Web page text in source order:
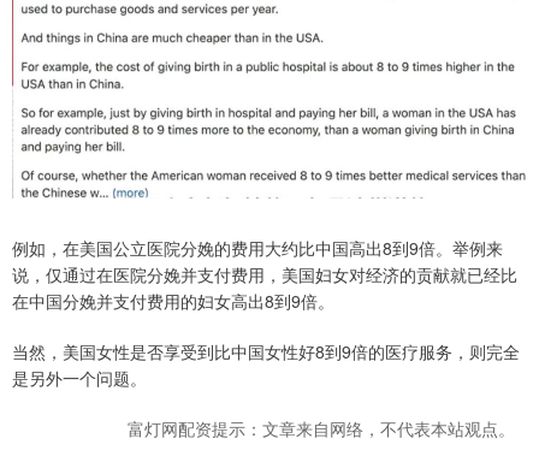
例如，在美国公立医院分娩的费用大约比中国高出8到9倍。举例来
说，仅通过在医院分娩并支付费用，美国妇女对经济的贡献就已经比
在中国分娩并支付费用的妇女高出8到9倍。
当然，美国女性是否享受到比中国女性好8到9倍的医疗服务，则完全
是另外一个问题。
富灯网配资提示：文章来自网络，不代表本站观点。